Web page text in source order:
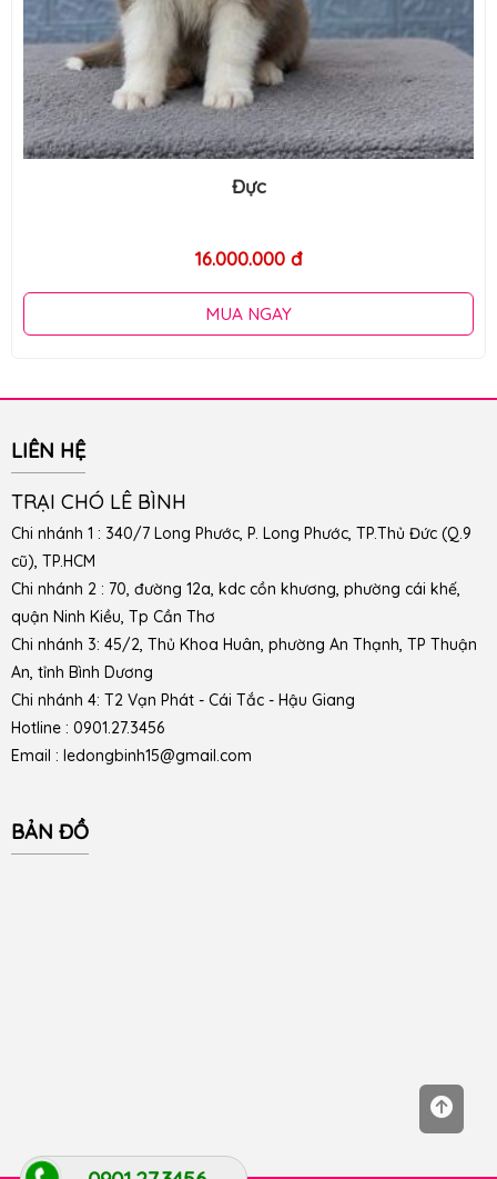
Đực
16.000.000 đ
MUA NGAY
LIÊN HỆ
TRẠI CHÓ LÊ BÌNH
Chi nhánh 1 : 340/7 Long Phước, P. Long Phước, TP.Thủ Đức (Q.9
cũ), TP.HCM
Chi nhánh 2 : 70, đường 12a, kdc cồn khương, phường cái khế,
quận Ninh Kiều, Tp Cần Thơ
Chi nhánh 3: 45/2, Thủ Khoa Huân, phường An Thạnh, TP Thuận
An, tỉnh Bình Dương
Chi nhánh 4: T2 Vạn Phát - Cái Tắc - Hậu Giang
Hotline : 0901.27.3456
Email : ledongbinh15@gmail.com
BẢN ĐỒ